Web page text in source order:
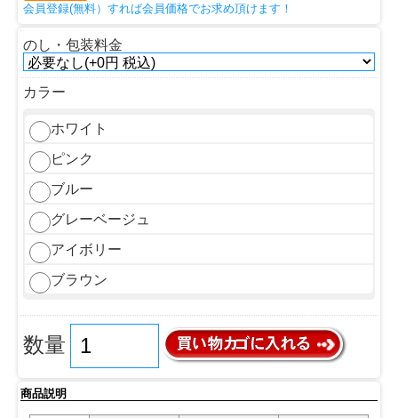
会員登録(無料）すれば会員価格でお求め頂けます！
のし・包装料金
カラー
ホワイト
ピンク
ブルー
グレーベージュ
アイボリー
ブラウン
数量
商品説明